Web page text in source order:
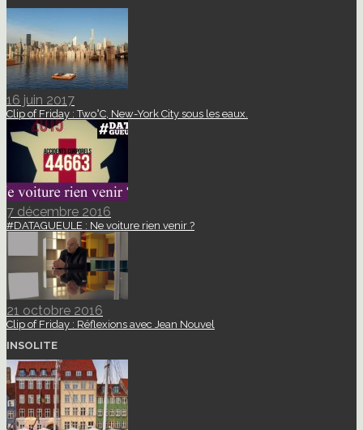
16 juin 2017
Clip of Friday : Two°C, New-York City sous les eaux.
7 décembre 2016
#DATAGUEULE : Ne voiture rien venir ?
21 octobre 2016
Clip of Friday : Réflexions avec Jean Nouvel
INSOLITE